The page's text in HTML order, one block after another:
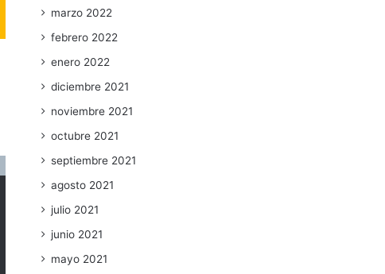
marzo 2022
febrero 2022
enero 2022
diciembre 2021
noviembre 2021
octubre 2021
septiembre 2021
agosto 2021
julio 2021
junio 2021
mayo 2021